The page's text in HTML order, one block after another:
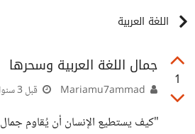
اللغة العربية
1
جمال اللغة العربية وسحرها
قبل 3 سنوات
"كيف يستطيع الإنسان أن يُقاوم جمال